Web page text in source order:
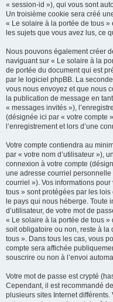
« session-id »), qui vous sont
Un troisième cookie sera créé
« Le solaire à la portée de tous
les sujets que vous avez lus, ce
Nous pouvons également créer
naviguant sur « Le solaire à la
de portée du document qui est
par le logiciel phpBB. La
vous nous envoyez et que nous
la publication de message en
« messages invités »),
(désignée ici par « votre compte
l’enregistrement et lors d’une
Votre compte contiendra au
par « votre nom d’utilisateur »),
connexion à votre compte
une adresse courriel
courriel »). Vos informations
tous » sont protégées par les
le pays qui nous héberge. Toute
d’utilisateur, de votre mot de
« Le solaire à la portée de tous »
soit obligatoire ou non, reste à la
tous ». Dans tous les cas, vous
compte sera affichée
souscrire ou non à l’envoi
Votre mot de passe est crypté
Cependant, il est recommandé
plusieurs sites Internet différents.